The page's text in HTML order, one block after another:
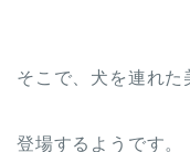
そこで、犬を連れ
登場するようです。